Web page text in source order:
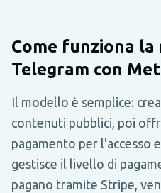
Come funziona
Telegram con
Il modello è semplice:
contenuti pubblici, poi
pagamento per l'accesso
gestisce il livello di
pagano tramite Stripe,